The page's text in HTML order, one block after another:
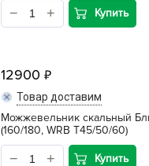
Купить
12900
Товар доставим
Можжевельник скальный
(160/180, WRB Т45/50/60)
Купить